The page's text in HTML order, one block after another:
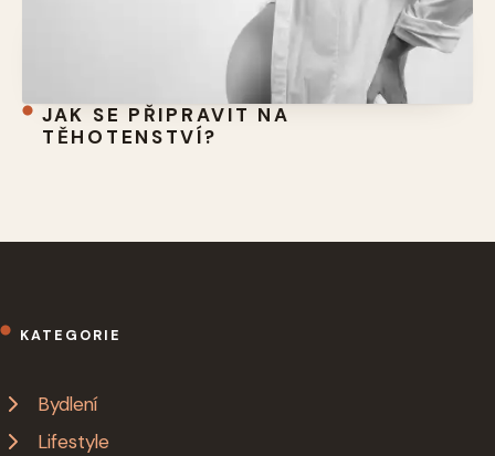
JAK SE PŘIPRAVIT NA
TĚHOTENSTVÍ?
KATEGORIE
Bydlení
Lifestyle